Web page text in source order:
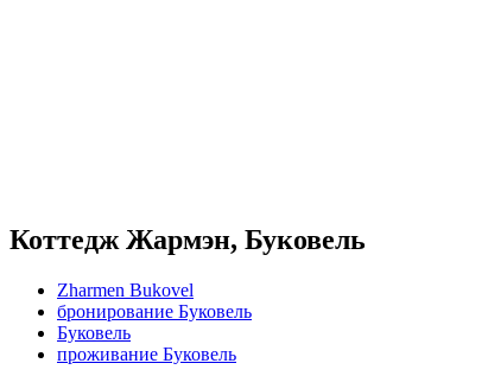
Коттедж Жармэн, Буковель
Zharmen Bukovel
бронирование Буковель
Буковель
проживание Буковель